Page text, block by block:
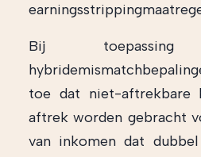
Bij
toe dat niet-aftrekbare
aftrek worden gebracht
van inkomen dat